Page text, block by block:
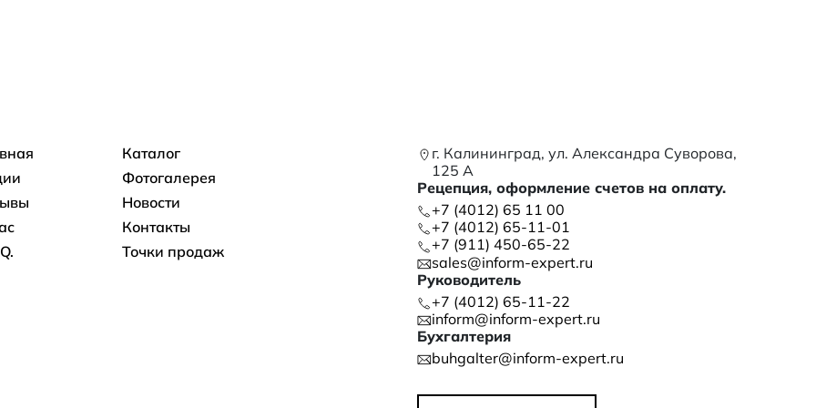
навигацияКаталог
Фотогалерея
Новости
Контакты
Точки продаж
г. Калининград, ул. Александра Суворова,
125 А
Рецепция, оформление счетов на оплату.
+7 (4012) 65 11 00
+7 (4012) 65-11-01
+7 (911) 450-65-22
sales@inform-expert.ru
Руководитель
+7 (4012) 65-11-22
inform@inform-expert.ru
Бухгалтерия
buhgalter@inform-expert.ru